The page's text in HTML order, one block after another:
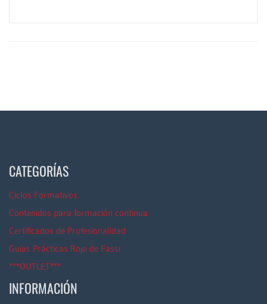
CATEGORÍAS
Ciclos Formativos
Contenidos para formación continua
Certificados de Profesionalidad
Guías Prácticas Rojo de Fassi
***OUTLET***
INFORMACIÓN